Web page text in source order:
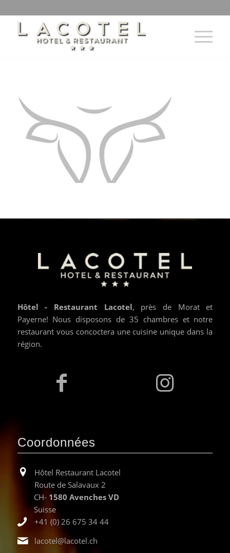
Hôtel - Restaurant Lacotel, près de Morat et
Payerne! Nous disposons de 35 chambres et notre
restaurant vous concoctera une cuisine unique dans la
région.
Coordonnées
Hôtel Restaurant Lacotel
Route de Salavaux 2
CH- 1580 Avenches VD
Suisse
+41 (0) 26 675 34 44
lacotel@lacotel.ch